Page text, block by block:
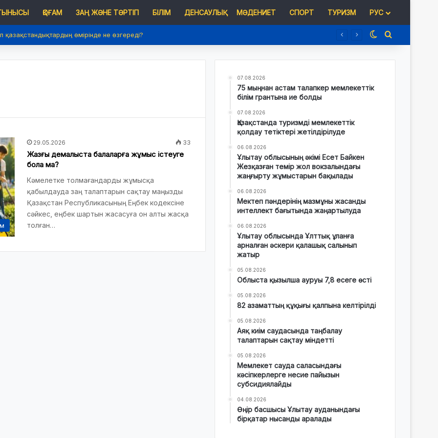
ҚОҒАМ ЗАҢ ЖӘНЕ ТӘРТІП БІЛІМ ДЕНСАУЛЫҚ МӘДЕНИЕТ СПОРТ ТУРИЗМ РУС
өмірінде не өзгереді? Switch skin
Іздеу
29.05.2026 33
Жазғы демалыста балаларға жұмыс істеуге
бола ма?
Кәмелетке толмағандарды жұмысқа
қабылдауда заң талаптарын сақтау маңызды
Қазақстан Республикасының Еңбек кодексіне
сәйкес, еңбек шартын жасасуға он алты жасқа
толған…
07.08.2026
75 мыңнан астам талапкер мемлекеттік
білім грантына ие болды
07.08.2026
Қазақстанда туризмді мемлекеттік
қолдау тетіктері жетілдірілуде
06.08.2026
Ұлытау облысының әкімі Есет Байкен
Жезқазған темір жол вокзалындағы
жаңғырту жұмыстарын бақылады
06.08.2026
Мектеп пәндерінің мазмұны жасанды
интеллект бағытында жаңартылуда
06.08.2026
Ұлытау облысында Ұлттық ұланға
арналған әскери қалашық салынып
жатыр
05.08.2026
Облыста қызылша ауруы 7,8 есеге өсті
05.08.2026
82 азаматтың құқығы қалпына келтірілді
05.08.2026
Аяқ киім саудасында таңбалау
талаптарын сақтау міндетті
05.08.2026
Мемлекет сауда саласындағы
кәсіпкерлерге несие пайызын
субсидиялайды
04.08.2026
Өңір басшысы Ұлытау ауданындағы
бірқатар нысанды аралады